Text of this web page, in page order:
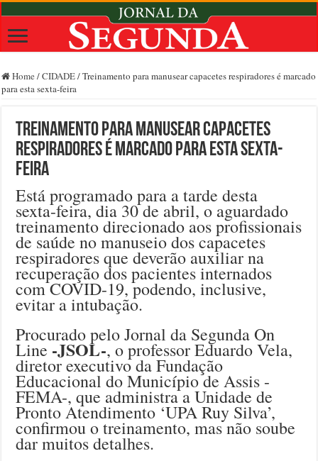
Home /CIDADE/Treinamento para manusear capacetes respiradores é marcado
para esta sexta-feira
Treinamento para manusear capacetes
respiradores é marcado para esta sexta-
feira
Está programado para a tarde desta
sexta-feira, dia 30 de abril, o aguardado
treinamento direcionado aos profissionais
de saúde no manuseio dos capacetes
respiradores que deverão auxiliar na
recuperação dos pacientes internados
com COVID-19, podendo, inclusive,
evitar a intubação.
Procurado pelo Jornal da Segunda On
Line -JSOL-, o professor Eduardo Vela,
diretor executivo da Fundação
Educacional do Município de Assis -
FEMA-, que administra a Unidade de
Pronto Atendimento ‘UPA Ruy Silva’,
confirmou o treinamento, mas não soube
dar muitos detalhes.